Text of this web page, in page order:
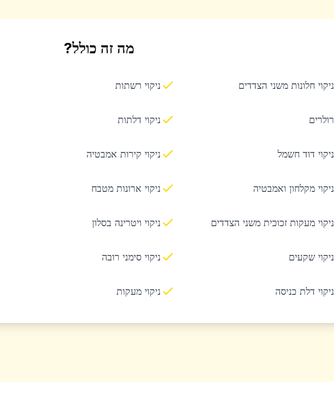
מה זה כולל?
ניקוי חלונות משני הצדדים ניקוי רשתות
רולרים ניקוי דלתות
ניקוי דוד חשמל ניקוי קירות אמבטיה
ניקוי מקלחון ואמבטיה ניקוי ארונות מטבח
ניקוי מעקות זכוכית משני הצדדים ניקוי ויטרינה בסלון
ניקוי שקעים ניקוי סימני רובה
ניקוי דלת כניסה ניקוי מעקות